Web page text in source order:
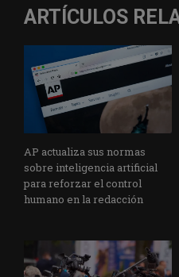
ARTÍCULOS
AP actualiza sus normas
sobre inteligencia artificial
para reforzar el control
humano en la redacción